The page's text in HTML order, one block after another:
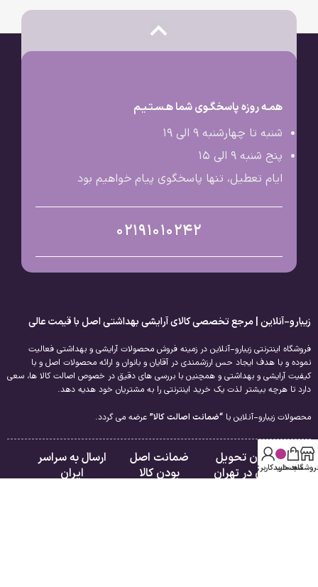
همـه روزه پاسخگـوی شما هـسـتـیـم
شنبه تا چهارشنبه 9 الی ۱۹
پنج شنبه 9 الی ۱۵
ایام تعطیل، تنها پاسخگوی پیام خواهیم بود
02191010242
زیبارو-آنلاین | مرجع تخصصی کالای آرایشی بهداشتی اصل با قیمت عالی
فروشگاه اینترنتی زیبارو-آنلاین در زمینه فروش محصولات آرایشی و بهداشتی فعالیت
نموده و با هدف ایجاد حس ارزشمندی در آقایان و بانوان و ارائه محصولات اصل و با
کیفیت آرایشی و بهداشتی و همچنین با بررسی های دقیق در خصوص اصالت کالا ها، سعی
دارد تا هرچه بیشتر لذت یک خرید اینترنتی را به مشتریان خود هدیه دهد.
محصولات زیبارو-آنلاین با “ضمانت اصالت کالا” عرضه می گردد.
امکان تحویل
فوری در تهران
ضمانت اصل
بودن کالا
ارسال به سراسر
ایران
سبد خرید
حساب کاربری من